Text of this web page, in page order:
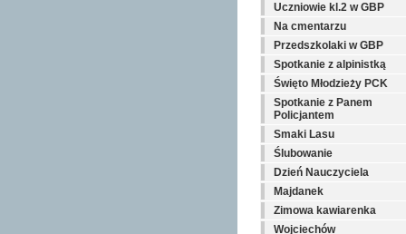
Uczniowie kl.2 w GBP
Na cmentarzu
Przedszkolaki w GBP
Spotkanie z alpinistką
Święto Młodzieży PCK
Spotkanie z Panem
Policjantem
Smaki Lasu
Ślubowanie
Dzień Nauczyciela
Majdanek
Zimowa kawiarenka
Wojciechów